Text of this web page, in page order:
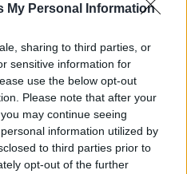
My Personal Information
sharing to third parties, or
sensitive information for
use the below opt-out
Please note that after your
may continue seeing
information utilized by
to third parties prior to
opt-out of the further
φάκελο μετάταξης του
, που είχε υπογράψει τη
έγκριση της επιτροπής.
στη δίκη